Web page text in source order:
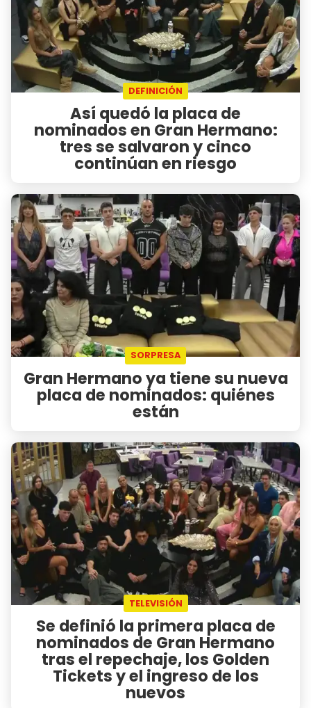
DEFINICIÓN
Así quedó la placa de
nominados en Gran Hermano:
tres se salvaron y cinco
continúan en riesgo
SORPRESA
Gran Hermano ya tiene su nueva
placa de nominados: quiénes
están
TELEVISIÓN
Se definió la primera placa de
nominados de Gran Hermano
tras el repechaje, los Golden
Tickets y el ingreso de los
nuevos